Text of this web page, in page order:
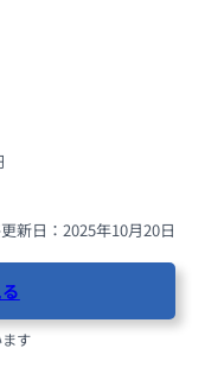
新日：2025年10月20日
す